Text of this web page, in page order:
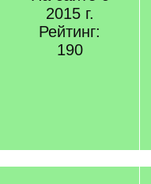
2015 г.
Рейтинг:
190